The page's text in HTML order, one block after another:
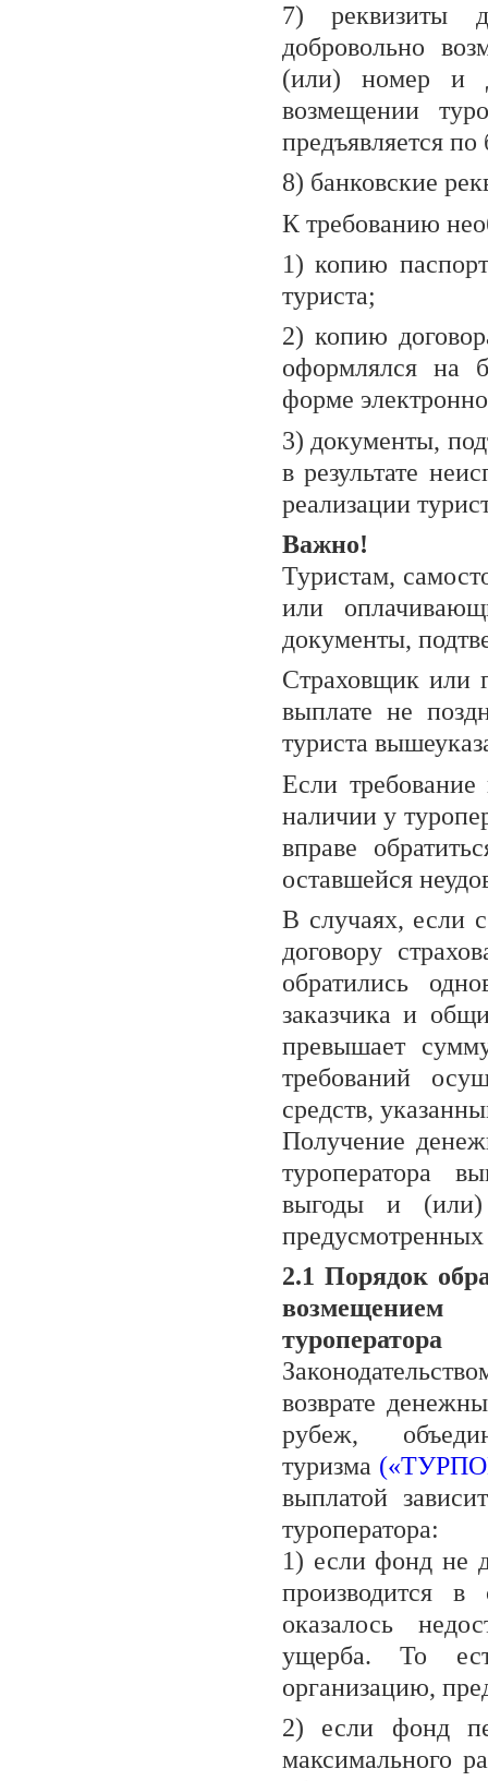
7) реквизиты
добровольно
(или) номер и
возмещении
предъявляется
8) банковские
К требованию
1) копию
туриста;
2) копию
оформлялся на
форме
3) документы,
в результате
реализации
Важно!
Туристам,
или
документы,
Страховщик или
выплате не
туриста
Если требование
наличии у
вправе
оставшейся
В случаях, если
договору
обратились
заказчика и
превышает
требований
средств,
Получение
туроператора
выгоды и (или)
2.1 Порядок
возмещением
туроператора
возврате
рубеж,
туризма
выплатой
туроператора:
1) если фонд не
производится в
оказалось
ущерба. То
организацию,
2) если фонд
максимального